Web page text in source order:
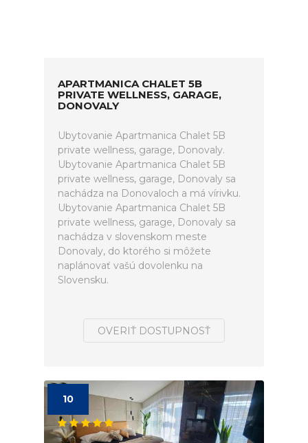
APARTMANICA CHALET 5B
PRIVATE WELLNESS, GARAGE,
DONOVALY
Ubytovanie Apartmanica Chalet 5B
private wellness, garage, Donovaly.
Ubytovanie Apartmanica Chalet 5B
private wellness, garage, Donovaly sa
nachádza na Donovaloch a má vírivku.
Ubytovanie Apartmanica Chalet 5B
private wellness, garage, Donovaly sa
nachádza v slovenskom meste
Donovaly, do ktorého si môžete
naplánovať vašú dovolenku na
Slovensku.
OVERIŤ DOSTUPNOSŤ
10